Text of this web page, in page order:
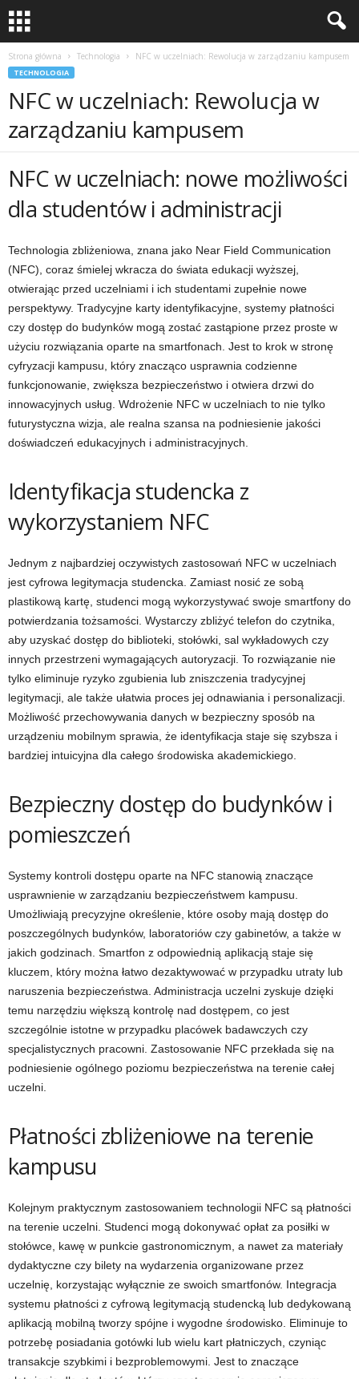
Strona główna Technologia NFC w uczelniach: Rewolucja w zarządzaniu kampusem
TECHNOLOGIA
NFC w uczelniach: Rewolucja w
zarządzaniu kampusem
NFC w uczelniach: nowe możliwości
dla studentów i administracji
Technologia zbliżeniowa, znana jako Near Field Communication
(NFC), coraz śmielej wkracza do świata edukacji wyższej,
otwierając przed uczelniami i ich studentami zupełnie nowe
perspektywy. Tradycyjne karty identyfikacyjne, systemy płatności
czy dostęp do budynków mogą zostać zastąpione przez proste w
użyciu rozwiązania oparte na smartfonach. Jest to krok w stronę
cyfryzacji kampusu, który znacząco usprawnia codzienne
funkcjonowanie, zwiększa bezpieczeństwo i otwiera drzwi do
innowacyjnych usług. Wdrożenie NFC w uczelniach to nie tylko
futurystyczna wizja, ale realna szansa na podniesienie jakości
doświadczeń edukacyjnych i administracyjnych.
Identyfikacja studencka z
wykorzystaniem NFC
Jednym z najbardziej oczywistych zastosowań NFC w uczelniach
jest cyfrowa legitymacja studencka. Zamiast nosić ze sobą
plastikową kartę, studenci mogą wykorzystywać swoje smartfony do
potwierdzania tożsamości. Wystarczy zbliżyć telefon do czytnika,
aby uzyskać dostęp do biblioteki, stołówki, sal wykładowych czy
innych przestrzeni wymagających autoryzacji. To rozwiązanie nie
tylko eliminuje ryzyko zgubienia lub zniszczenia tradycyjnej
legitymacji, ale także ułatwia proces jej odnawiania i personalizacji.
Możliwość przechowywania danych w bezpieczny sposób na
urządzeniu mobilnym sprawia, że identyfikacja staje się szybsza i
bardziej intuicyjna dla całego środowiska akademickiego.
Bezpieczny dostęp do budynków i
pomieszczeń
Systemy kontroli dostępu oparte na NFC stanowią znaczące
usprawnienie w zarządzaniu bezpieczeństwem kampusu.
Umożliwiają precyzyjne określenie, które osoby mają dostęp do
poszczególnych budynków, laboratoriów czy gabinetów, a także w
jakich godzinach. Smartfon z odpowiednią aplikacją staje się
kluczem, który można łatwo dezaktywować w przypadku utraty lub
naruszenia bezpieczeństwa. Administracja uczelni zyskuje dzięki
temu narzędziu większą kontrolę nad dostępem, co jest
szczególnie istotne w przypadku placówek badawczych czy
specjalistycznych pracowni. Zastosowanie NFC przekłada się na
podniesienie ogólnego poziomu bezpieczeństwa na terenie całej
uczelni.
Płatności zbliżeniowe na terenie
kampusu
Kolejnym praktycznym zastosowaniem technologii NFC są płatności
na terenie uczelni. Studenci mogą dokonywać opłat za posiłki w
stołówce, kawę w punkcie gastronomicznym, a nawet za materiały
dydaktyczne czy bilety na wydarzenia organizowane przez
uczelnię, korzystając wyłącznie ze swoich smartfonów. Integracja
systemu płatności z cyfrową legitymacją studencką lub dedykowaną
aplikacją mobilną tworzy spójne i wygodne środowisko. Eliminuje to
potrzebę posiadania gotówki lub wielu kart płatniczych, czyniąc
transakcje szybkimi i bezproblemowymi. Jest to znaczące